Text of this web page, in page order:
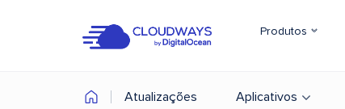
Produtos
Atualizações Aplicativos